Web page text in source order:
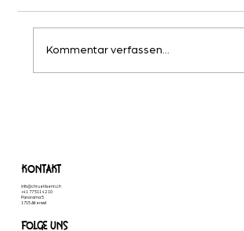
Kommentar verfassen...
KONTAKT
info@chruetlisenn.ch
+41 77 511 42 10
Panorama 5
1715 Alterswil
FOLGE UNS